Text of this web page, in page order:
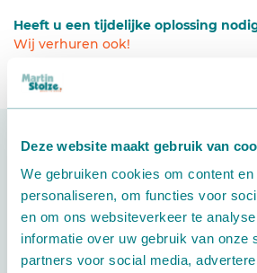
Deze website maakt gebruik van
We gebruiken cookies om content
personaliseren, om functies voor
en om ons websiteverkeer te
informatie over uw gebruik van onze
partners voor social media,
Heeft u een tijdelijke oplossing
Wij verhuren ook!